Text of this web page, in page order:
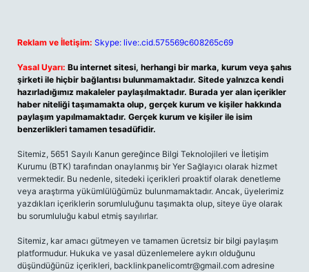
Reklam ve İletişim: Skype: live:.cid.575569c608265c69
Yasal Uyarı: Bu internet sitesi, herhangi bir marka, kurum veya şahıs
şirketi ile hiçbir bağlantısı bulunmamaktadır. Sitede yalnızca kendi
hazırladığımız makaleler paylaşılmaktadır. Burada yer alan içerikler
haber niteliği taşımamakta olup, gerçek kurum ve kişiler hakkında
paylaşım yapılmamaktadır. Gerçek kurum ve kişiler ile isim
benzerlikleri tamamen tesadüfidir.
Sitemiz, 5651 Sayılı Kanun gereğince Bilgi Teknolojileri ve İletişim
Kurumu (BTK) tarafından onaylanmış bir Yer Sağlayıcı olarak hizmet
vermektedir. Bu nedenle, sitedeki içerikleri proaktif olarak denetleme
veya araştırma yükümlülüğümüz bulunmamaktadır. Ancak, üyelerimiz
yazdıkları içeriklerin sorumluluğunu taşımakta olup, siteye üye olarak
bu sorumluluğu kabul etmiş sayılırlar.
Sitemiz, kar amacı gütmeyen ve tamamen ücretsiz bir bilgi paylaşım
platformudur. Hukuka ve yasal düzenlemelere aykırı olduğunu
düşündüğünüz içerikleri, backlinkpanelicomtr@gmail.com adresine